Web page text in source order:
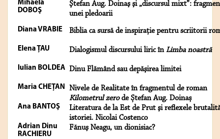
Mihaela
DOBOŞ
Ştefan Aug. Doinaş şi „discursul mixt”:
unei pledoarii
Diana VRABIE Biblia ca sursă de inspiraţie pentru scriitorii
Elena ŢAU Dialogismul discursului liric înLimba noastră
Iulian BOLDEA Dinu Flămând sau depăşirea limitei
Maria CHEŢAN Nivele de Realitate în fragmentul de roman
Kilometrul zerode Ștefan Aug. Doinaș
Ana BANTOŞ
Literatura de la Est de Prut şi reflexele
istoriei. Nicolai Costenco
Adrian Dinu
RACHIERU
Fănuş Neagu, un dionisiac?